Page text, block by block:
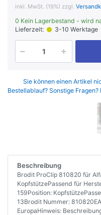
inkl. MwSt. (19%) zzgl.
0 Kein Lagerbestand - wird
Lieferzeit:
3-10 Werktage
Sie können einen Artikel
Bestellablauf? Sonstige
Beschreibung
Brodit ProClip 810820 für
KopfstützePassend für
159Position:
13Brodit Nummer:
EuropaHinweis: